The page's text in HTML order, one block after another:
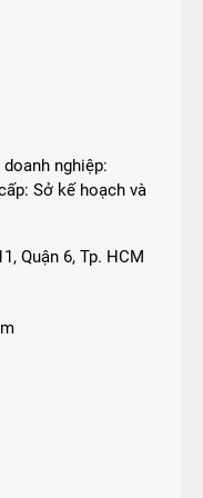
nghiệp:
Sở kế hoạch và
Quận 6, Tp. HCM